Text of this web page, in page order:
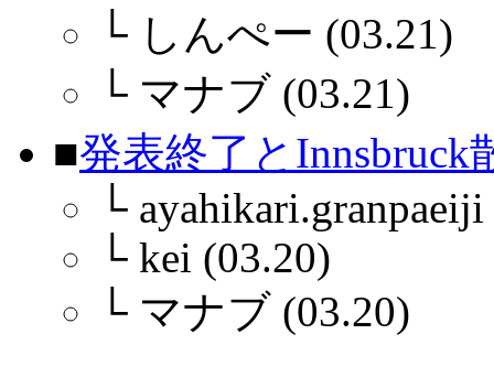
└ しんぺー (03.21)
└ マナブ (03.21)
■発表終了とInnsbruck
└
└ kei (03.20)
└ マナブ (03.20)